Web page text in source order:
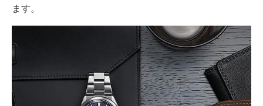
スマホと通信の最新トレンド
好きが集まる 比べて選べる
ビジネスと働き方のヒント
ます。